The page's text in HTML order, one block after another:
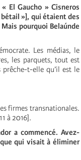
El Gaucho » Cisneros
»], qui étaient des
pourquoi Belaúnde
Les médias, le
les parquets, tout est
t-elle qu’il est le
firmes transnationales.
à 2016].
a commencé. Avez-
qui visait à éliminer